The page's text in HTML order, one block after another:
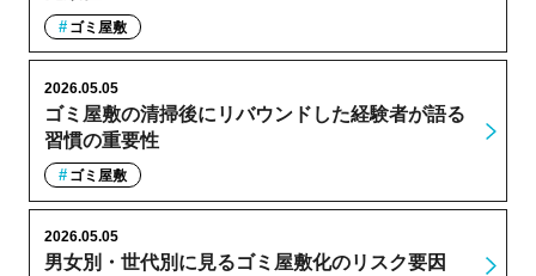
ゴミ屋敷
ゴミ屋敷の清掃後にリバウンドした経験者が語る
習慣の重要性
2026.05.05
ゴミ屋敷
男女別・世代別に見るゴミ屋敷化のリスク要因
2026.05.05